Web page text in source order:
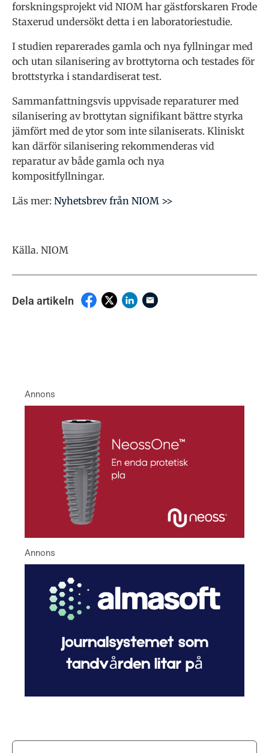
forskningsprojekt vid NIOM har gästforskaren Frode
Staxerud undersökt detta i en laboratoriestudie.
I studien reparerades gamla och nya fyllningar med
och utan silanisering av brottytorna och testades för
brottstyrka i standardiserat test.
Sammanfattningsvis uppvisade reparaturer med
silanisering av brottytan signifikant bättre styrka
jämfört med de ytor som inte silaniserats. Kliniskt
kan därför silanisering rekommenderas vid
reparatur av både gamla och nya
kompositfyllningar.
Läs mer: Nyhetsbrev från NIOM >>
Källa. NIOM
Dela artikeln